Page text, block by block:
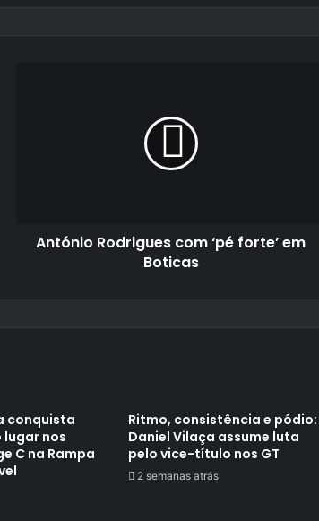
António Rodrigues com ‘pé forte’ em
Boticas
conquista
lugar nos
C na Rampa
Ritmo, consistência e pódio:
Daniel Vilaça assume luta
pelo vice-título nos GT
2 semanas atrás